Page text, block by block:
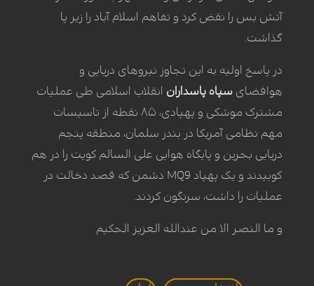
آتش بس را نقض کرد و تفاهم اسلام آباد را زیر پا
گذاشت.
در پاسخ اولیه به این تجاوز نیروهای دریایی و
هوافضای سپاه پاسداران انقلاب اسلامی طی عملیات
مشترک موشکی و پهپادی، ۸۵ نقطه از تاسیسات
مهم نظامی آمریکا در بندر سلمان، منطقه پنجم
دریایی بحرین و پایگاه هوایی علی السالم کویت را در هم
کوبیدند و یک پهپاد MQ9 دشمن که قصد دخالت در
عملیات را داشت، سرنگون کردند.
و ما النصر الا من عندالله العزیز الحکیم